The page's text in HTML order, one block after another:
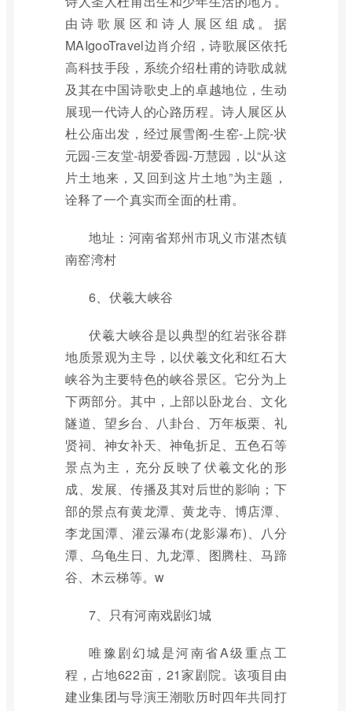
由诗歌展区和诗人展区组成。据
MAIgooTravel边肖介绍，诗歌展区依托
高科技手段，系统介绍杜甫的诗歌成就
及其在中国诗歌史上的卓越地位，生动
展现一代诗人的心路历程。诗人展区从
杜公庙出发，经过展雪阁-生窑-上院-状
元园-三友堂-胡爱香园-万慧园，以“从这
片土地来，又回到这片土地”为主题，
诠释了一个真实而全面的杜甫。
地址：河南省郑州市巩义市湛杰镇
南窑湾村
6、伏羲大峡谷
伏羲大峡谷是以典型的红岩张谷群
地质景观为主导，以伏羲文化和红石大
峡谷为主要特色的峡谷景区。它分为上
下两部分。其中，上部以卧龙台、文化
隧道、望乡台、八卦台、万年板栗、礼
贤祠、神女补天、神龟折足、五色石等
景点为主，充分反映了伏羲文化的形
成、发展、传播及其对后世的影响；下
部的景点有黄龙潭、黄龙寺、博店潭、
李龙国潭、灌云瀑布(龙影瀑布)、八分
潭、乌龟生日、九龙潭、图腾柱、马蹄
谷、木云梯等。w
7、只有河南戏剧幻城
唯豫剧幻城是河南省A级重点工
程，占地622亩，21家剧院。该项目由
建业集团与导演王潮歌历时四年共同打